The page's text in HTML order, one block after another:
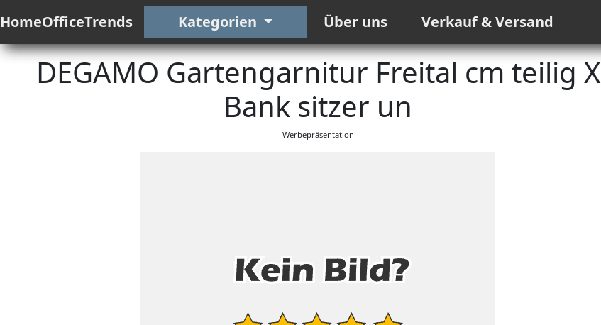
HomeOfficeTrends Kategorien Über uns Verkauf & Versand
DEGAMO Gartengarnitur Freital cm teilig X
Bank sitzer un
Werbepräsentation